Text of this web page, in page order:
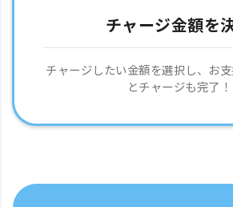
チャージ金額を
チャージしたい金額を選択し、お
とチャージも完了！